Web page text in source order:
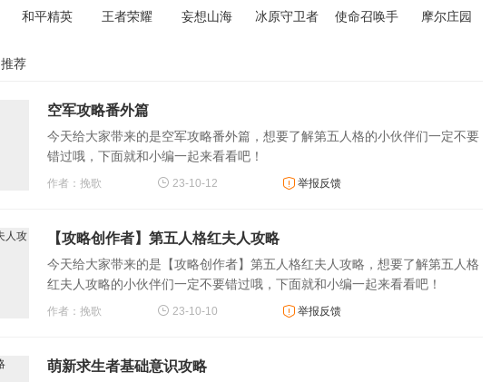
和平精英 王者荣耀 妄想山海 冰原守卫者
使命召唤手
摩尔庄园
推荐
空军攻略番外篇
今天给大家带来的是空军攻略番外篇，想要了解第五人格的小伙伴们一定不要
错过哦，下面就和小编一起来看看吧！
作者：挽歌 23-10-12 举报反馈
【攻略创作者】第五人格红夫人攻略
今天给大家带来的是【攻略创作者】第五人格红夫人攻略，想要了解第五人格
红夫人攻略的小伙伴们一定不要错过哦，下面就和小编一起来看看吧！
作者：挽歌 23-10-10 举报反馈
萌新求生者基础意识攻略